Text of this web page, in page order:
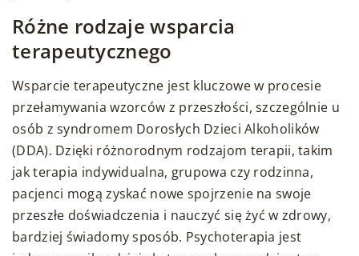
Różne rodzaje wsparcia
terapeutycznego
Wsparcie terapeutyczne jest kluczowe w procesie
przełamywania wzorców z przeszłości, szczególnie u
osób z syndromem Dorosłych Dzieci Alkoholików
(DDA). Dzięki różnorodnym rodzajom terapii, takim
jak terapia indywidualna, grupowa czy rodzinna,
pacjenci mogą zyskać nowe spojrzenie na swoje
przeszłe doświadczenia i nauczyć się żyć w zdrowy,
bardziej świadomy sposób. Psychoterapia jest